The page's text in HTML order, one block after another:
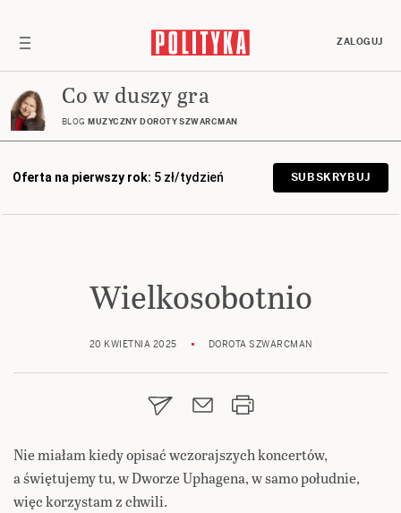
ZALOGUJ
Co w duszy gra
BLOG MUZYCZNY DOROTY SZWARCMAN
Oferta na pierwszy rok: 5 zł/tydzień SUBSKRYBUJ
Wielkosobotnio
20 KWIETNIA 2025 DOROTA SZWARCMAN
Nie miałam kiedy opisać wczorajszych koncertów,
a świętujemy tu, w Dworze Uphagena, w samo południe,
więc korzystam z chwili.